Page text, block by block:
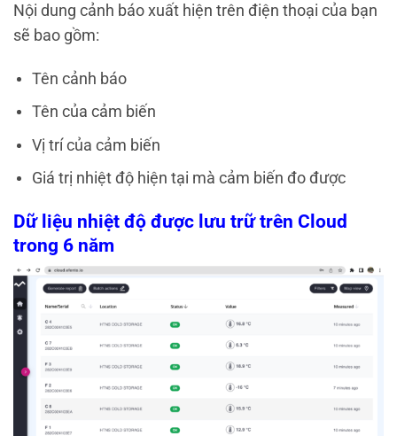
Nội dung cảnh báo xuất hiện trên điện thoại của bạn
sẽ bao gồm:
Tên cảnh báo
Tên của cảm biến
Vị trí của cảm biến
Giá trị nhiệt độ hiện tại mà cảm biến đo được
Dữ liệu nhiệt độ được lưu trữ trên Cloud
trong 6 năm